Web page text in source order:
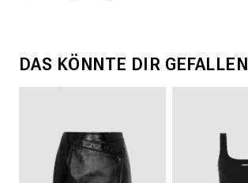
DAS KÖNNTE DIR GEFALLEN